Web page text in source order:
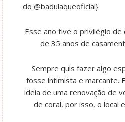
do @badulaqueoficial}
Esse ano tive o privilégio
de 35 anos de
Sempre quis fazer algo
fosse intimista e marcante.
ideia de uma renovação de
de coral, por isso, o local